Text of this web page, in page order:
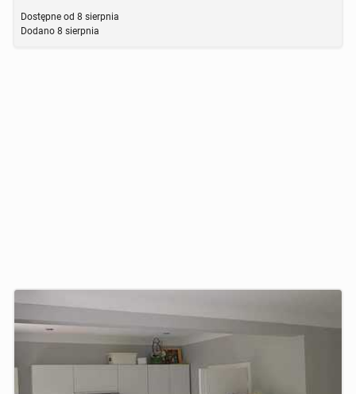
Dostępne od 8 sierpnia
Dodano 8 sierpnia